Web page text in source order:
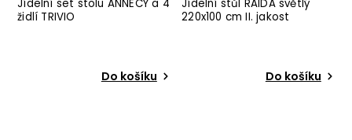
Jídelní set stolu ANNECY a 4
židlí TRIVIO
Do košíku
Jídelní stůl RAIDA světlý
220x100 cm II. jakost
Do košíku